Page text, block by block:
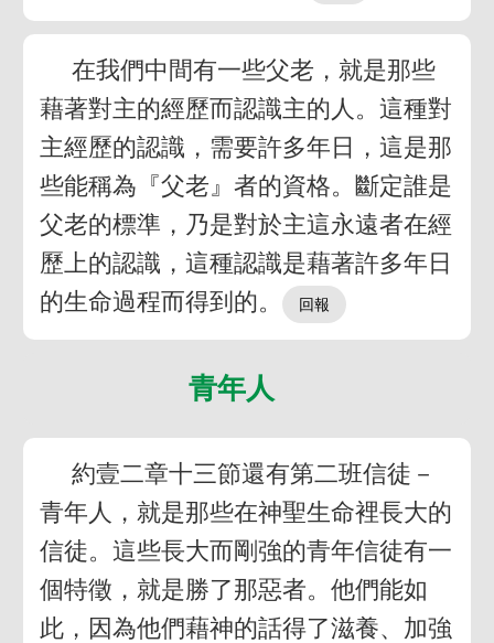
在我們中間有一些父老，就是那些
藉著對主的經歷而認識主的人。這種對
主經歷的認識，需要許多年日，這是那
些能稱為『父老』者的資格。斷定誰是
父老的標準，乃是對於主這永遠者在經
歷上的認識，這種認識是藉著許多年日
的生命過程而得到的。
青年人
約壹二章十三節還有第二班信徒－
青年人，就是那些在神聖生命裡長大的
信徒。這些長大而剛強的青年信徒有一
個特徵，就是勝了那惡者。他們能如
此，因為他們藉神的話得了滋養、加強